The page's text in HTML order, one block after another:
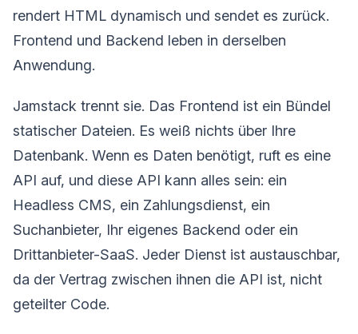
rendert HTML dynamisch und sendet es zurück.
Frontend und Backend leben in derselben
Anwendung.
Jamstack trennt sie. Das Frontend ist ein Bündel
statischer Dateien. Es weiß nichts über Ihre
Datenbank. Wenn es Daten benötigt, ruft es eine
API auf, und diese API kann alles sein: ein
Headless CMS, ein Zahlungsdienst, ein
Suchanbieter, Ihr eigenes Backend oder ein
Drittanbieter-SaaS. Jeder Dienst ist austauschbar,
da der Vertrag zwischen ihnen die API ist, nicht
geteilter Code.